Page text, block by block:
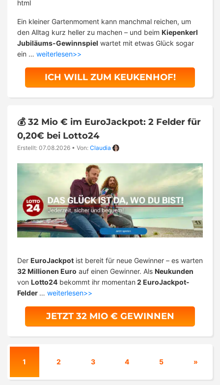
html
Ein kleiner Gartenmoment kann manchmal reichen, um
den Alltag kurz heller zu machen – und beim Kiepenkerl
Jubiläums-Gewinnspiel wartet mit etwas Glück sogar
ein … weiterlesen>>
ICH WILL ZUM KEUKENHOF!
💰 32 Mio € im EuroJackpot: 2 Felder für
0,20€ bei Lotto24
Erstellt: 07.08.2026 • Von: Claudia
Der EuroJackpot ist bereit für neue Gewinner – es warten
32 Millionen Euro auf einen Gewinner. Als Neukunden
von Lotto24 bekommt ihr momentan 2 EuroJackpot-
Felder … weiterlesen>>
JETZT 32 MIO € GEWINNEN
1 2 3 4 5 »